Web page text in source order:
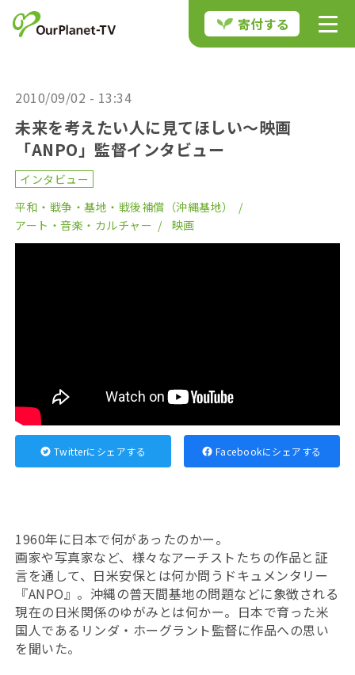
寄付する
2010/09/02 - 13:34
未来を考えたい人に見てほしい～映画
「ANPO」監督インタビュー
インタビュー
平和・戦争・基地・戦後補償（沖縄基地）
アート・音楽・カルチャー
映画
Twitterにシェアする Facebookにシェアする
1960年に日本で何があったのかー。
画家や写真家など、様々なアーチストたちの作品と証
言を通して、日米安保とは何か問うドキュメンタリー
『ANPO』。沖縄の普天間基地の問題などに象徴される
現在の日米関係のゆがみとは何かー。日本で育った米
国人であるリンダ・ホーグラント監督に作品への思い
を聞いた。